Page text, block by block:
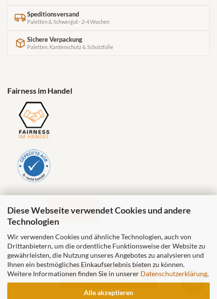
Diese Webseite verwendet Cookies und andere
Technologien
Wir verwenden Cookies und ähnliche Technologien, auch von
Drittanbietern, um die ordentliche Funktionsweise der Website zu
gewährleisten, die Nutzung unseres Angebotes zu analysieren und
Ihnen ein bestmögliches Einkaufserlebnis bieten zu können.
Weitere Informationen finden Sie in unserer Datenschutzerklärung.
Alle akzeptieren
Speditionsversand
Paletten & Schwergut · 2-4 Wochen
Sichere Verpackung
Paletten, Kantenschutz & Schutzfolie
Fairness im Handel
Vertrag widerrufen